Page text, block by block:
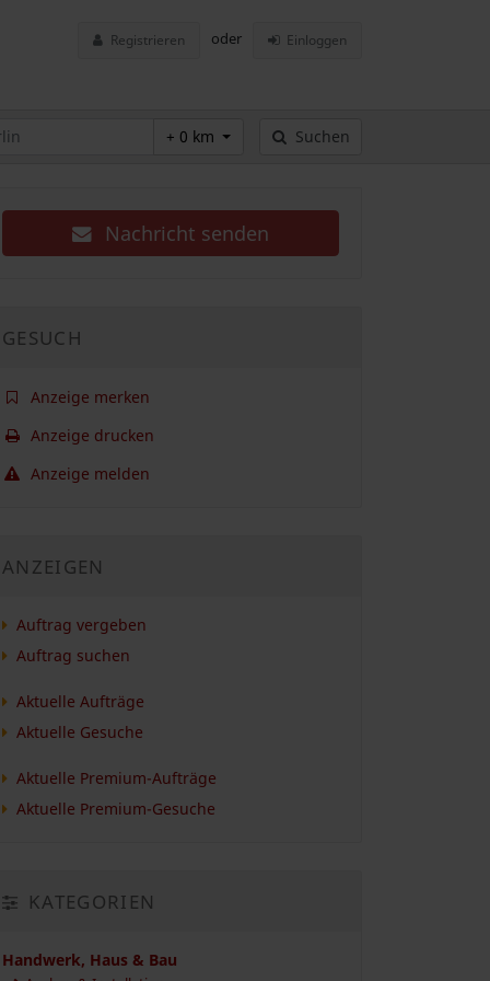
Registrieren oder Einloggen
+ 0 km Suchen
Nachricht senden
GESUCH
Anzeige merken
Anzeige drucken
Anzeige melden
ANZEIGEN
Auftrag vergeben
Auftrag suchen
Aktuelle Aufträge
Aktuelle Gesuche
Aktuelle Premium-Aufträge
Aktuelle Premium-Gesuche
KATEGORIEN
Handwerk, Haus & Bau